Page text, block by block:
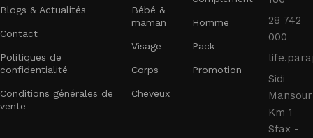
Blogs & Actualités
Contact
Politiques de
confidentialité
Conditions générales de
vente
Bébé &
maman
Visage
Corps
Cheveux
Homme
Pack
Promotion
28 742
000
Sidi
Mansour
Km 1
Sfax -